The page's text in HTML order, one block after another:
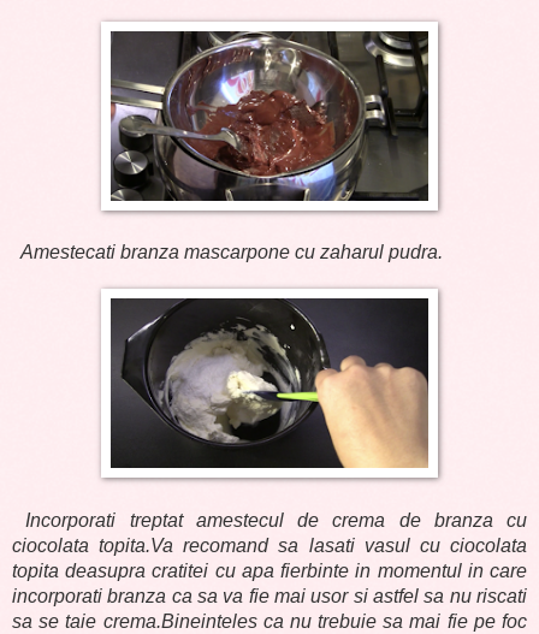
Amestecati branza mascarpone cu zaharul pudra.
Incorporati treptat amestecul de crema de branza cu
ciocolata topita.Va recomand sa lasati vasul cu ciocolata
topita deasupra cratitei cu apa fierbinte in momentul in care
incorporati branza ca sa va fie mai usor si astfel sa nu riscati
sa se taie crema.Bineinteles ca nu trebuie sa mai fie pe foc